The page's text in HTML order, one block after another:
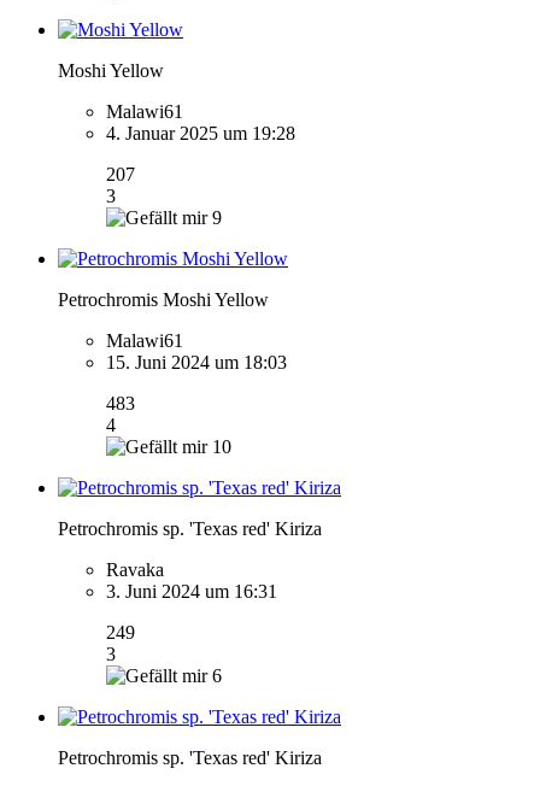
Moshi Yellow
Malawi61
4. Januar 2025 um 19:28
207
3
9
Petrochromis Moshi Yellow
Malawi61
15. Juni 2024 um 18:03
483
4
10
Petrochromis sp. 'Texas red' Kiriza
Ravaka
3. Juni 2024 um 16:31
249
3
6
Petrochromis sp. 'Texas red' Kiriza